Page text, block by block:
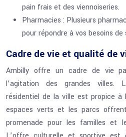
pain frais et des viennoiseries.
Pharmacies : Plusieurs
pour répondre à vos besoins de
Cadre de vie et qualité de
Ambilly offre un cadre de vie
l’agitation des grandes villes.
résidentiel de la ville est propice
espaces verts et les parcs
promenade pour les familles et